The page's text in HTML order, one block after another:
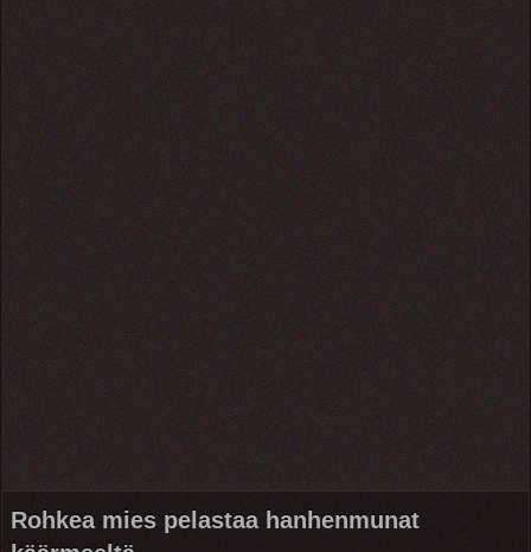
Rohkea mies pelastaa hanhenmunat